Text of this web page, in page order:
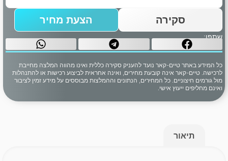
סקירה הצעת מחיר
שתפו:
כל המידע באתר טיים-קאר נועד להעניק סקירה כללית ואינו מהווה המלצה מחייבת
לרכישה. טיים-קאר אינה קובעת מחירים, ואינה אחראית לביצוע רכישות או להתנהלות
מול גורמים חיצוניים. כל המחירים, הנתונים וההמלצות מבוססים על מידע זמין לציבור
ואינם מחליפים ייעוץ אישי.
תיאור